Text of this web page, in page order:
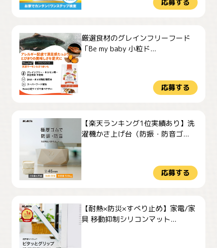
応募する
厳選食材のグレインフリーフード
「Be my baby 小粒ド...
応募する
【楽天ランキング1位実績あり】洗
濯機かさ上げ台（防振・防音ゴ...
応募する
【耐熱×防災×すべり止め】家電/家
具 移動抑制シリコンマット...